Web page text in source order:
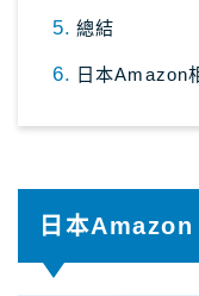
總結
日本Amazon
日本